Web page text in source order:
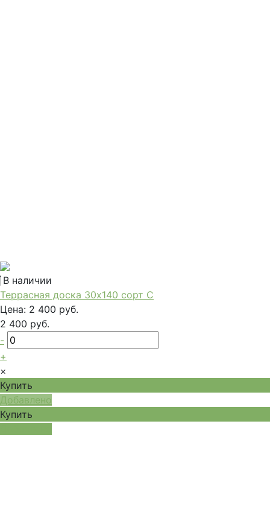
В наличии
Террасная доска 30x140 сорт С
Цена: 2 400 руб.
2 400 руб.
-
+
×
Купить
Добавлено
Купить